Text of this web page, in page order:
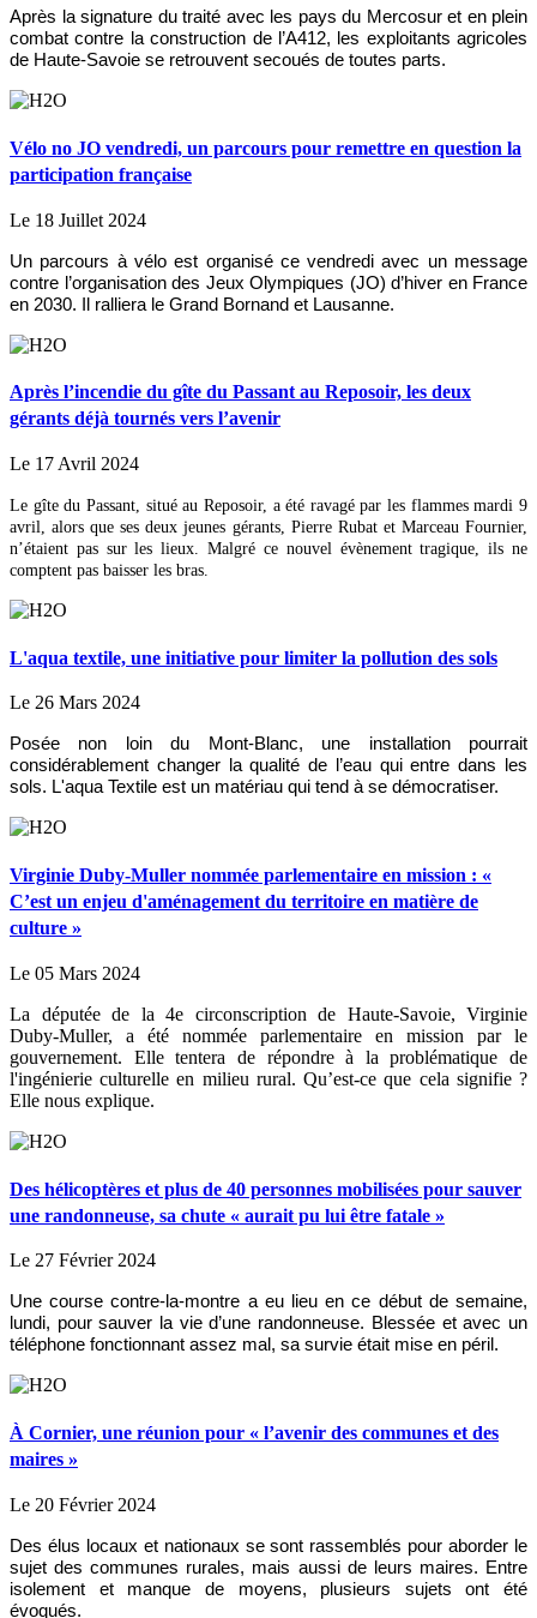
Après la signature du traité avec les pays du Mercosur et en plein
combat contre la construction de l’A412, les exploitants agricoles
de Haute-Savoie se retrouvent secoués de toutes parts.
Vélo no JO vendredi, un parcours pour remettre en question la
participation française
Le 18 Juillet 2024
Un parcours à vélo est organisé ce vendredi avec un message
contre l’organisation des Jeux Olympiques (JO) d’hiver en France
en 2030. Il ralliera le Grand Bornand et Lausanne.
Après l’incendie du gîte du Passant au Reposoir, les deux
gérants déjà tournés vers l’avenir
Le 17 Avril 2024
Le gîte du Passant, situé au Reposoir, a été ravagé par les flammes mardi 9
avril, alors que ses deux jeunes gérants, Pierre Rubat et Marceau Fournier,
n’étaient pas sur les lieux. Malgré ce nouvel évènement tragique, ils ne
comptent pas baisser les bras.
L'aqua textile, une initiative pour limiter la pollution des sols
Le 26 Mars 2024
Posée non loin du Mont-Blanc, une installation pourrait
considérablement changer la qualité de l’eau qui entre dans les
sols. L'aqua Textile est un matériau qui tend à se démocratiser.
Virginie Duby-Muller nommée parlementaire en mission : «
C’est un enjeu d'aménagement du territoire en matière de
culture »
Le 05 Mars 2024
La députée de la 4e circonscription de Haute-Savoie, Virginie
Duby-Muller, a été nommée parlementaire en mission par le
gouvernement. Elle tentera de répondre à la problématique de
l'ingénierie culturelle en milieu rural. Qu’est-ce que cela signifie ?
Elle nous explique.
Des hélicoptères et plus de 40 personnes mobilisées pour sauver
une randonneuse, sa chute « aurait pu lui être fatale »
Le 27 Février 2024
Une course contre-la-montre a eu lieu en ce début de semaine,
lundi, pour sauver la vie d’une randonneuse. Blessée et avec un
téléphone fonctionnant assez mal, sa survie était mise en péril.
À Cornier, une réunion pour « l’avenir des communes et des
maires »
Le 20 Février 2024
Des élus locaux et nationaux se sont rassemblés pour aborder le
sujet des communes rurales, mais aussi de leurs maires. Entre
isolement et manque de moyens, plusieurs sujets ont été
évoqués.